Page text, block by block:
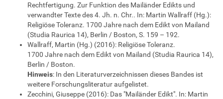
Rechtfertigung. Zur Funktion des Mailänder Edikts und
verwandter Texte des 4. Jh. n. Chr.. In: Martin Wallraff (Hg.):
Religiöse Toleranz. 1700 Jahre nach dem Edikt von Mailand
(Studia Raurica 14), Berlin / Boston, S. 159 – 192.
Wallraff, Martin (Hg.) (2016): Religiöse Toleranz.
1700 Jahre nach dem Edikt von Mailand (Studia Raurica 14),
Berlin / Boston.
Hinweis: In den Literaturverzeichnissen dieses Bandes ist
weitere Forschungsliteratur aufgelistet.
Zecchini, Giuseppe (2016): Das "Mailänder Edikt". In: Martin